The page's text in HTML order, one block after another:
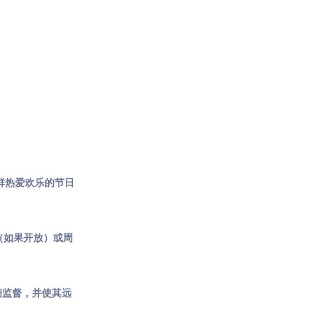
爱欢乐的节日
果开放）或周
督，并使其远